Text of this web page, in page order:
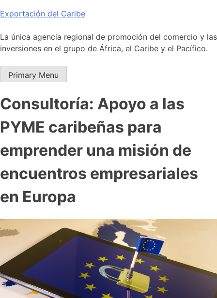
Skip
content
Exportación del Caribe
La única agencia regional de promoción del comercio y las
inversiones en el grupo de África, el Caribe y el Pacífico.
Primary Menu
Consultoría: Apoyo a las
PYME caribeñas para
emprender una misión de
encuentros empresariales
en Europa